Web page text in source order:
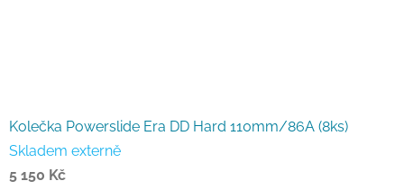
Kolečka Powerslide Era DD Hard 110mm/86A (8ks)
Skladem externě
5 150 Kč